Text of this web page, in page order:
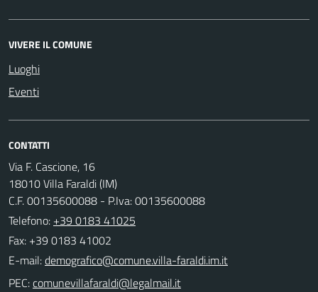
VIVERE IL COMUNE
Luoghi
Eventi
CONTATTI
Via F. Cascione, 16
18010 Villa Faraldi (IM)
C.F. 00135600088 - P.Iva: 00135600088
Telefono: +39 0183 41025
Fax: +39 0183 41002
E-mail:
PEC: